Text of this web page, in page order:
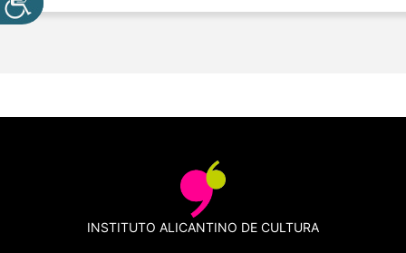
INSTITUTO ALICANTINO DE CULTURA